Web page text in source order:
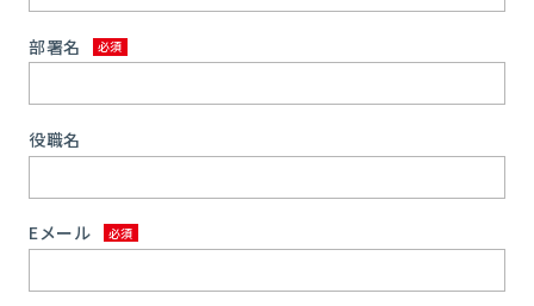
部署名
役職名
Eメール